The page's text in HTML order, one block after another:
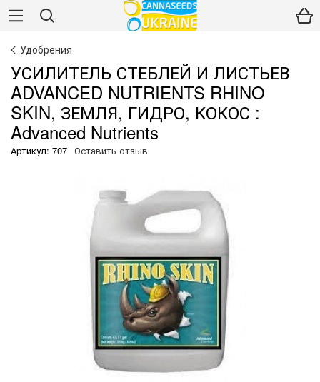
Удобрения
УСИЛИТЕЛЬ СТЕБЛЕЙ И ЛИСТЬЕВ
ADVANCED NUTRIENTS RHINO
SKIN, ЗЕМЛЯ, ГИДРО, КОКОС :
Advanced Nutrients
Артикул: 707 Оставить отзыв